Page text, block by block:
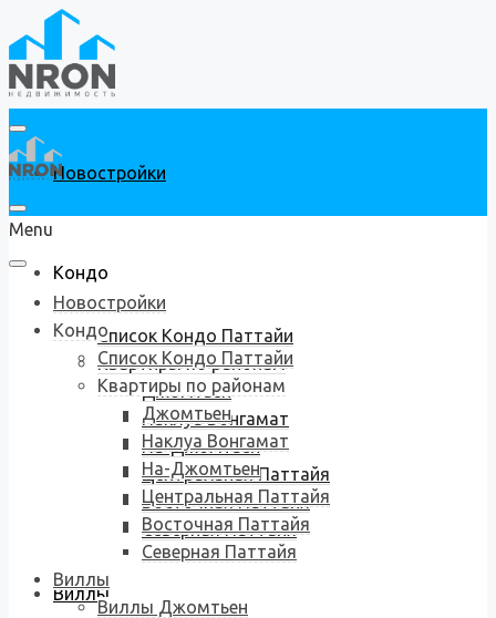
Новостройки
Кондо
Список Кондо Паттайи
Квартиры по районам
Джомтьен
Наклуа Вонгамат
На-Джомтьен
Центральная Паттайя
Восточная Паттайя
Северная Паттайя
Виллы
Menu
Новостройки
Кондо
Список Кондо Паттайи
Квартиры по районам
Джомтьен
Наклуа Вонгамат
На-Джомтьен
Центральная Паттайя
Восточная Паттайя
Северная Паттайя
Виллы
Виллы Джомтьен